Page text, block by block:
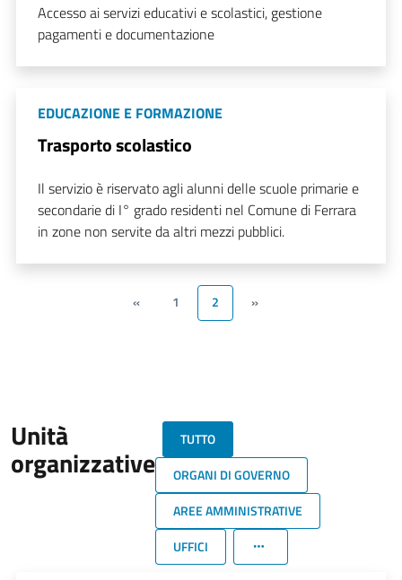
Accesso ai servizi educativi e scolastici, gestione
pagamenti e documentazione
EDUCAZIONE E FORMAZIONE
Trasporto scolastico
Il servizio è riservato agli alunni delle scuole primarie e
secondarie di I° grado residenti nel Comune di Ferrara
in zone non servite da altri mezzi pubblici.
« 1 2 »
Unità
organizzative
TUTTO
ORGANI DI GOVERNO
AREE AMMINISTRATIVE
UFFICI